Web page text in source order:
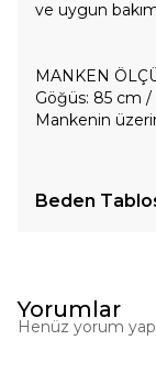
ve uygun
MANKEN
Göğüs: 85 cm
Mankenin
Beden
Yorumlar
Henüz yorum